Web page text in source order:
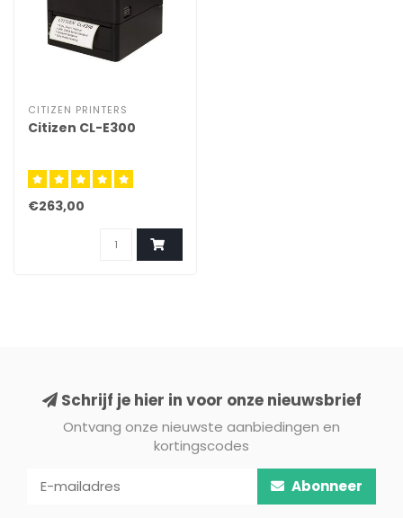
CITIZEN PRINTERS
Citizen CL-E300
€263,00
Schrijf je hier in voor onze nieuwsbrief
Ontvang onze nieuwste aanbiedingen en
kortingscodes
Abonneer